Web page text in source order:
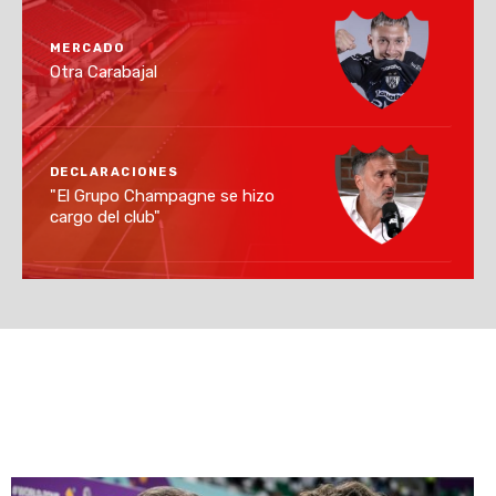
MERCADO
Otra Carabajal
DECLARACIONES
"El Grupo Champagne se hizo
cargo del club"